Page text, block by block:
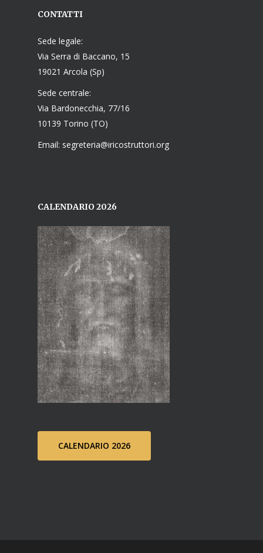
CONTATTI
Sede legale:
Via Serra di Baccano, 15
19021 Arcola (Sp)
Sede centrale:
Via Bardonecchia, 77/16
10139 Torino (TO)
Email: segreteria@iricostruttori.org
CALENDARIO 2026
CALENDARIO 2026